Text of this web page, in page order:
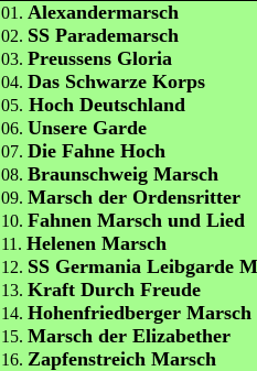
01. Alexandermarsch
02. SS Parademarsch
03.Preussens Gloria
04.Das Schwarze Korps
05. Hoch Deutschland
06.Unsere Garde
07.Die Fahne Hoch
08.Braunschweig Marsch
09.Marsch der Ordensritter
10. Fahnen Marsch und Lied
11.Helenen Marsch
12. SS Germania Leibgarde
13.Kraft Durch Freude
14.Hohenfriedberger Marsch
15. Marsch der Elizabether
16. Zapfenstreich Marsch